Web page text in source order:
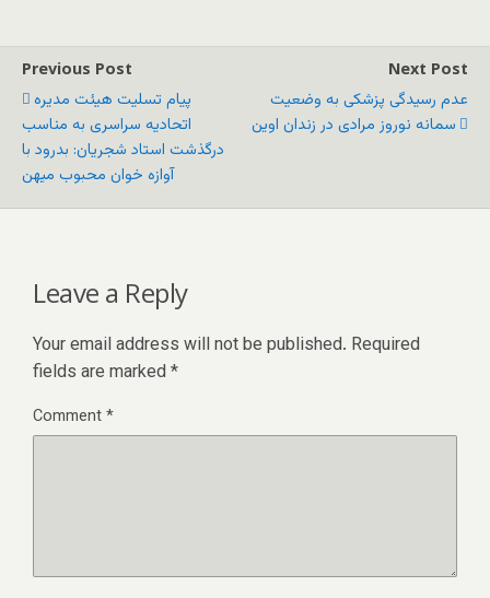
Previous Post
پیام تسلیت هیئت مدیره
اتحادیه سراسری به مناسب
درگذشت استاد شجریان: بدرود با
آوازه خوان محبوب میهن
Next Post
عدم رسیدگی پزشکی به وضعیت
سمانه نوروز مرادی در زندان اوین
Leave a Reply
Your email address will not be published. Required
fields are marked *
Comment*